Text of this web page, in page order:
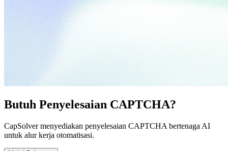
Butuh Penyelesaian CAPTCHA?
CapSolver menyediakan penyelesaian CAPTCHA bertenaga AI
untuk alur kerja otomatisasi.